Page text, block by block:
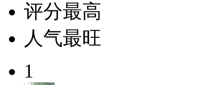
评分最高
人气最旺
1